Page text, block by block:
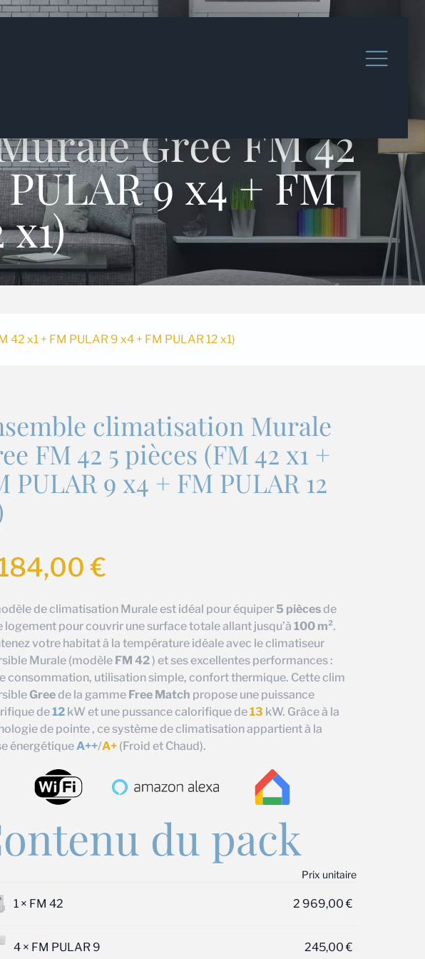
Gree FM 42
9 x4 + FM
x1)
x1 + FM PULAR 9 x4 + FM PULAR 12 x1)
climatisation Murale
FM 42 5 pièces (FM 42 x1 +
PULAR 9 x4 + FM PULAR 12
€
de climatisation Murale est idéal pour équiper 5 piècesde
logement pour couvrir une surface totale allant jusqu’à 100 m².
votre habitat à la température idéale avec le climatiseur
Murale (modèle FM 42) et ses excellentes performances :
consommation, utilisation simple, confort thermique. Cette clim
Greede la gamme Free Match propose une puissance
de12 kW et une pussance calorifique de13 kW. Grâce à la
de pointe , ce système de climatisation appartient à la
énergétiqueA++/A+ (Froid et Chaud).
du pack
Prix unitaire
1 × FM 42 2 969,00€
4 × FM PULAR 9 245,00€